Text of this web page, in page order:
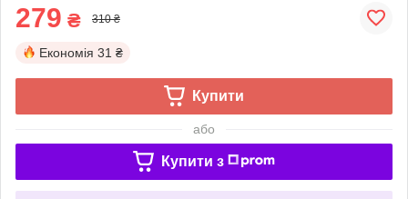
279 ₴ 310 ₴
Економія 31 ₴
Купити
або
Купити з